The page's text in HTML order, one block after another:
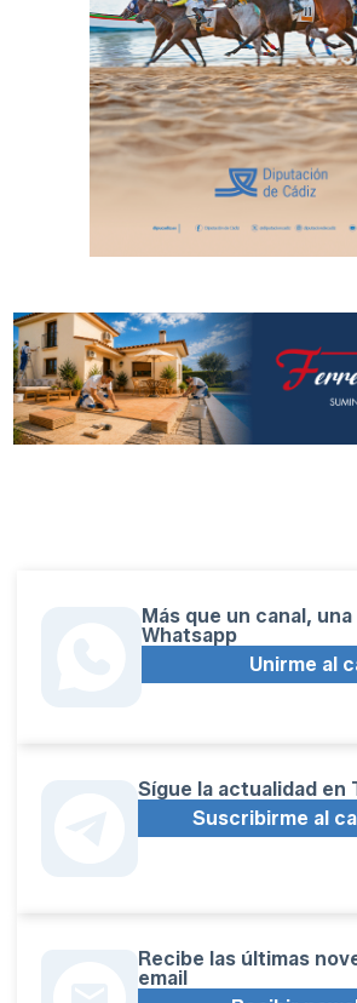
Más que un canal,
Whatsapp
Unirme al
Sígue la actualidad en
Suscribirme al
Recibe las últimas
email